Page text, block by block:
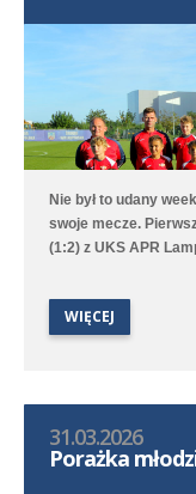
Nie był to udany
swoje mecze.
(1:2) z UKS APR
mimo prowadzenia
Lampart Komorniki/
WIĘCEJ
31.03.2026
Porażka